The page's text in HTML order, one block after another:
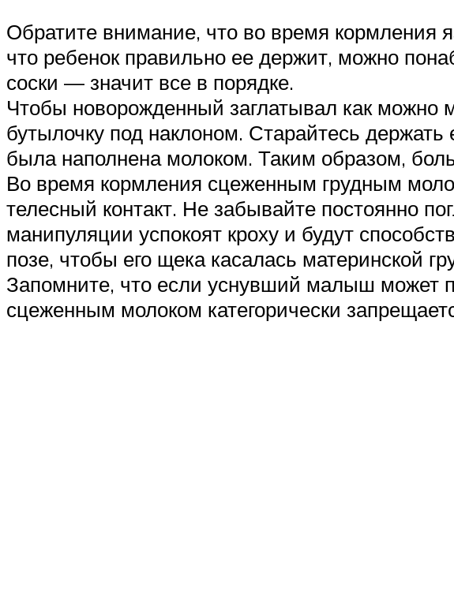
Обратите внимание, что во время кормления
что ребенок правильно ее держит, можно
соски — значит все в порядке.
Чтобы новорожденный заглатывал как можно
бутылочку под наклоном. Старайтесь
была наполнена молоком. Таким образом,
Во время кормления сцеженным грудным
телесный контакт. Не забывайте постоянно
манипуляции успокоят кроху и будут
позе, чтобы его щека касалась материнской
Запомните, что если уснувший малыш может
сцеженным молоком категорически